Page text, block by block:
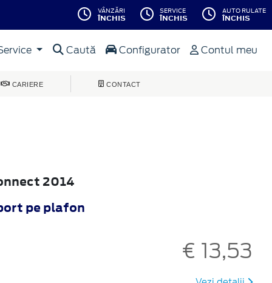
VÂNZĂRI
ÎNCHIS
SERVICE
ÎNCHIS
AUTO RULATE
ÎNCHIS
Caută Configurator Contul meu
CARIERE CONTACT
2014
pe plafon
€ 13,53